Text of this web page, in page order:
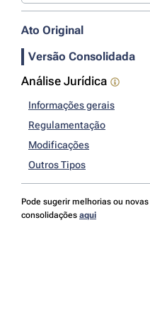
Ato Original
Versão Consolidada
Análise Jurídica
Informações gerais
Regulamentação
Modificações
Outros Tipos
Pode sugerir melhorias ou novas
consolidações aqui